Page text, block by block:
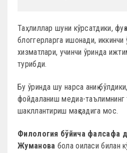
Таҳлиллар шуни кўрсатдики,
блоггерларга ишонади,
хизматлари, учинчи ўринда
турибди.
Бу ўринда шу нарса аниқ
фойдаланиш медиа-таълимнинг
шакллантириш мақсадига мос.
Филология бўйича фалсафа
Жуманова бола оиласи билан